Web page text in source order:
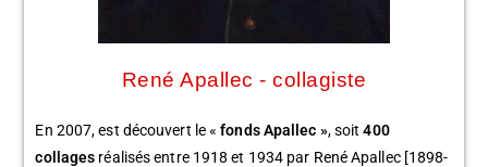
René Apallec - collagiste
En 2007, est découvert le «fonds Apallec », soit400
collages réalisés entre 1918 et 1934 par René Apallec [1898-